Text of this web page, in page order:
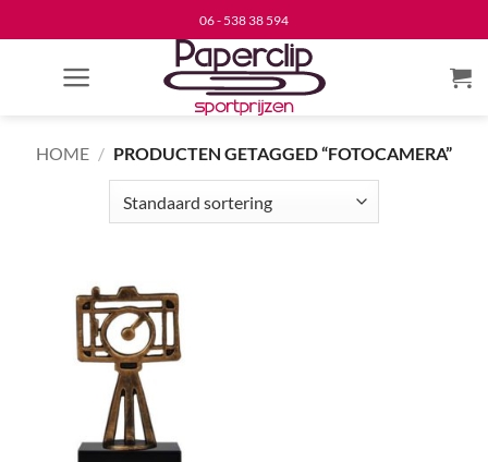
naar
06 - 538 38 594
HOME / PRODUCTEN GETAGGED “FOTOCAMERA”